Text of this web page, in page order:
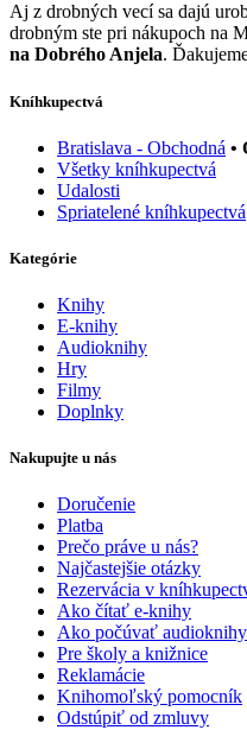
Aj z drobných vecí sa dajú
drobným ste pri nákupoch na
na Dobrého Anjela.
Kníhkupectvá
Bratislava - Obchodná •
Všetky kníhkupectvá
Udalosti
Spriatelené kníhkupectvá
Kategórie
Knihy
E-knihy
Audioknihy
Hry
Filmy
Doplnky
Nakupujte u nás
Doručenie
Platba
Prečo práve u nás?
Najčastejšie otázky
Rezervácia v
Ako čítať e-knihy
Ako počúvať audioknihy
Pre školy a knižnice
Reklamácie
Knihomoľský pomocník
Odstúpiť od zmluvy